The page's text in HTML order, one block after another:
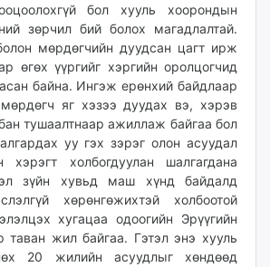
бол хууль хоорондын
зөрчил бий болох магадлалтай.
мөрдөгчийн дуудсан цагт ирж
өгөх үүргийг хэргийн оролцогчид
байна. Ингэж ерөнхий байдлаар
яг хэзээ дуудах вэ, хэрэв
тушаалтнаар ажиллаж байгаа бол
уу гэх зэрэг олон асуудал
хэрэгт холбогдуулан шалгагдана
зүйн хувьд маш хүнд байдалд
хөрөнгөжихтэй холбоотой
хугацаа одоогийн Эрүүгийн
таван жил байгаа. Гэтэл энэ хууль
20 жилийн асуудлыг хөндөөд